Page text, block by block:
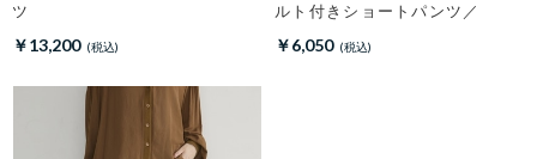
ツ
￥13,200
ルト付きショートパンツ／
￥6,050